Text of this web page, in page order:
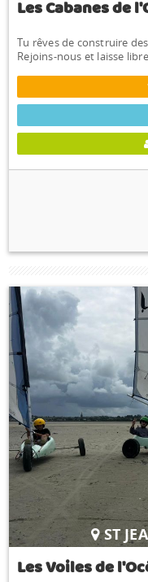
Les Cabanes de
Tu rêves de construire
Rejoins-nous et laisse
ST
Les Voiles de